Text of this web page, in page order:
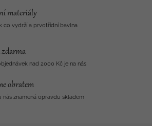
materiály
co vydrží a prvotřídní bavlna
nad 2000 Kč je na nás
obratem
nás znamená opravdu skladem